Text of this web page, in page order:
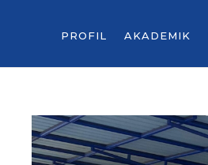
PROFIL AKADEMIK